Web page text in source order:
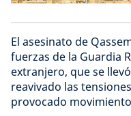
El asesinato de
fuerzas de la Guardia
extranjero, que se
reavivado las
provocado